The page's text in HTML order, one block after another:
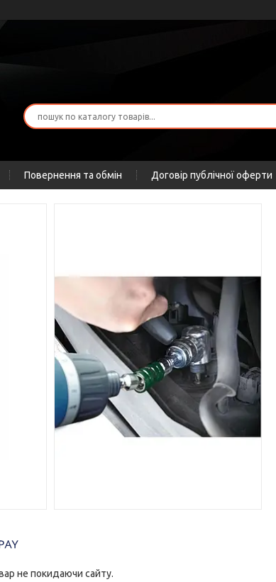
Повернення та обмін Договір публічної оферти
не покидаючи сайту.